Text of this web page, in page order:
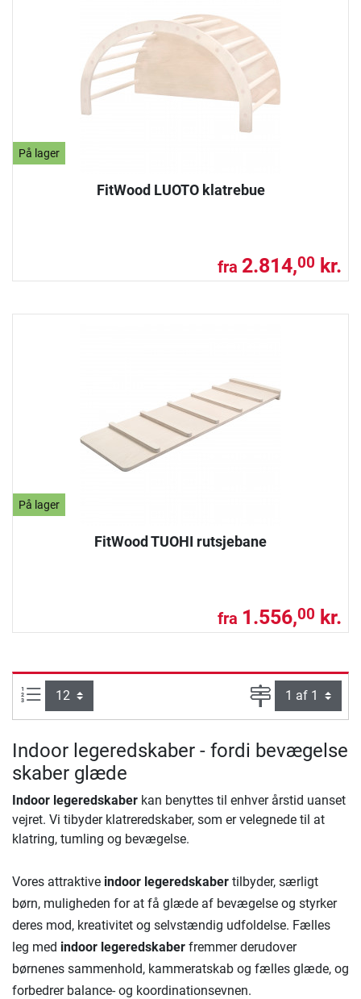
På lager
FitWood LUOTO klatrebue
fra 2.814,00 kr.
På lager
FitWood TUOHI rutsjebane
fra 1.556,00 kr.
Artikel pr. side: Side
Indoor legeredskaber - fordi bevægelse
skaber glæde
Indoor legeredskaber kan benyttes til enhver årstid uanset
vejret. Vi tibyder klatreredskaber, som er velegnede til at
klatring, tumling og bevægelse.
Vores attraktive indoor legeredskaber tilbyder, særligt
børn, muligheden for at få glæde af bevægelse og styrker
deres mod, kreativitet og selvstændig udfoldelse. Fælles
leg med indoor legeredskaber fremmer derudover
børnenes sammenhold, kammeratskab og fælles glæde, og
forbedrer balance- og koordinationsevnen.